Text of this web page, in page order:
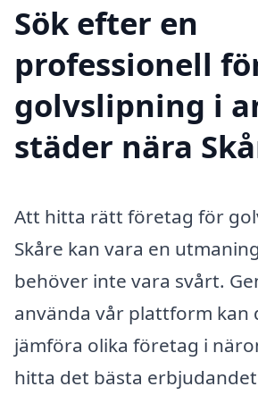
Sök efter en
professionell
golvslipning i
städer nära
Att hitta rätt företag för
Skåre kan vara en
behöver inte vara svårt.
använda vår plattform kan
jämföra olika företag i
hitta det bästa